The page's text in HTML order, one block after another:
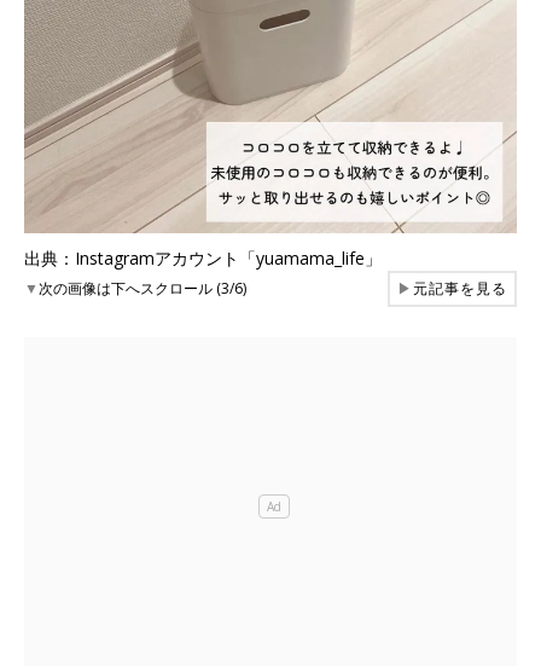
出典：Instagramアカウント「yuamama_life」
▼次の画像は下へスクロール (3/6) ▶元記事を見る